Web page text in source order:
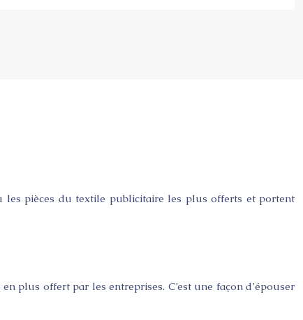
les pièces du textile publicitaire les plus offerts et portent
plus offert par les entreprises. C’est une façon d’épouser